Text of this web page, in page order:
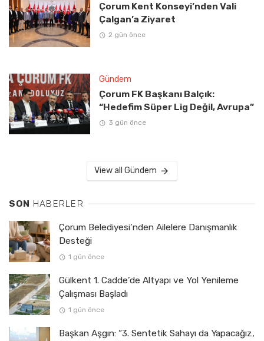
Çorum Kent Konseyi’nden Vali
Çalgan’a Ziyaret
2 gün önce
Gündem
Çorum FK Başkanı Balçık:
“Hedefim Süper Lig Değil, Avrupa”
3 gün önce
View all Gündem
SON HABERLER
Çorum Belediyesi’nden Ailelere Danışmanlık
Desteği
1 gün önce
Gülkent 1. Cadde’de Altyapı ve Yol Yenileme
Çalışması Başladı
1 gün önce
Başkan Aşgın: “3. Sentetik Sahayı da Yapacağız,